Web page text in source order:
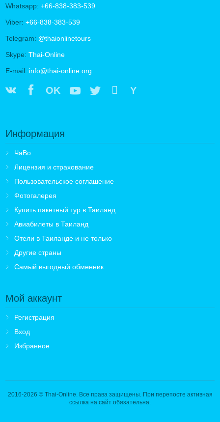
Whatsapp: +66-838-383-539
Viber: +66-838-383-539
Telegram: @thaionlinetours
Skype: Thai-Online
E-mail: info@thai-online.org
OK Y
Информация
ЧаВо
Лицензия и страхование
Пользовательское соглашение
Фотогалерея
Купить пакетный тур в Таиланд
Авиабилеты в Таиланд
Отели в Таиланде и не только
Другие страны
Самый выгодный обменник
Мой аккаунт
Регистрация
Вход
Избранное
2016-2026 © Thai-Online. Все права защищены. При перепосте активная
ссылка на сайт обязательна.